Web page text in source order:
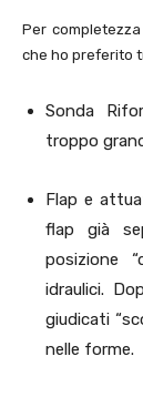
Per
che ho preferito
Sonda
troppo
Flap e
flap già
posizione
idraulici.
giudicati
nelle forme.